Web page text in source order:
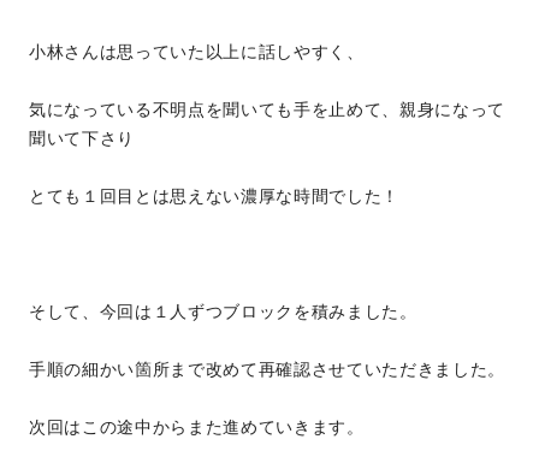
小林さんは思っていた以上に話しやすく、
気になっている不明点を聞いても手を止めて、親身になって
聞いて下さり
とても１回目とは思えない濃厚な時間でした！
そして、今回は１人ずつブロックを積みました。
手順の細かい箇所まで改めて再確認させていただきました。
次回はこの途中からまた進めていきます。